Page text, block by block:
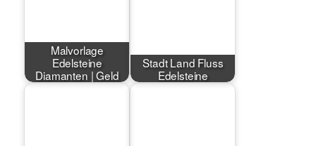
Malvorlage
Edelsteine
Diamanten | Geld
Stadt Land Fluss
Edelsteine